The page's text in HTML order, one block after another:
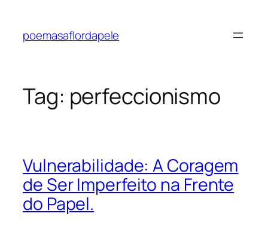
poemasaflordapele
Tag: perfeccionismo
Vulnerabilidade: A Coragem
de Ser Imperfeito na Frente
do Papel.